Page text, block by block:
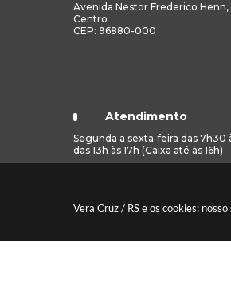
Vera Cruz / RS e os cookies:
Avenida Nestor Frederico Henn,
Centro
CEP: 96880-000
Atendimento
Segunda a sexta-feira das 7h30
das 13h às 17h (Caixa até às 16h)